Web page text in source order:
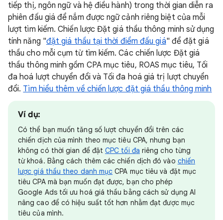
tiếp thị, ngôn ngữ và hệ điều hành) trong thời gian diễn ra
phiên đấu giá để nắm được ngữ cảnh riêng biệt của mỗi
lượt tìm kiếm. Chiến lược Đặt giá thầu thông minh sử dụng
tính năng "đặt giá thầu tại thời điểm đấu giá" để đặt giá
thầu cho mỗi cụm từ tìm kiếm. Các chiến lược Đặt giá
thầu thông minh gồm CPA mục tiêu, ROAS mục tiêu, Tối
đa hoá lượt chuyển đổi và Tối đa hoá giá trị lượt chuyển
đổi. Tìm hiểu thêm về chiến lược đặt giá thầu thông minh
Ví dụ:
Có thể bạn muốn tăng số lượt chuyển đổi trên các
chiến dịch của mình theo mục tiêu CPA, nhưng bạn
không có thời gian để đặtCPC tối đa riêng cho từng
từ khoá. Bằng cách thêm các chiến dịch đó vào chiến
lược giá thầu theo danh mục CPA mục tiêu và đặt mục
tiêu CPA mà bạn muốn đạt được, bạn cho phép
Google Ads tối ưu hoá giá thầu bằng cách sử dụng AI
nâng cao để có hiệu suất tốt hơn nhằm đạt được mục
tiêu của mình.